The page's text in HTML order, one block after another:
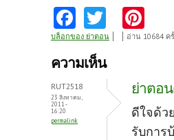
Fa
ce
b
o
o
k
w
itt
er
nt
es
t
บล็อกของ ย่าตอน อ่าน 10684 ค
ความเห็น
RUT2518
23 สิงหาคม,
2011 -
16:20
permalink
ย่าตอ
ดีใจด้ว
รับการ